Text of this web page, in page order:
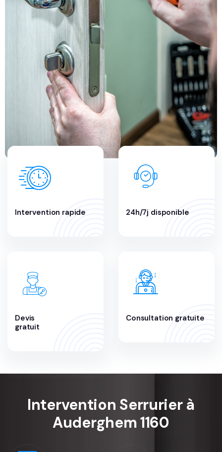
Intervention rapide 24h/7j disponible
Devis
gratuit
Consultation gratuite
Intervention Serrurier à
Auderghem 1160